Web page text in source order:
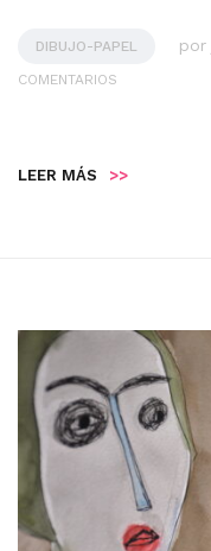
DIBUJO-PAPEL por
COMENTARIOS
LEER MÁS >>